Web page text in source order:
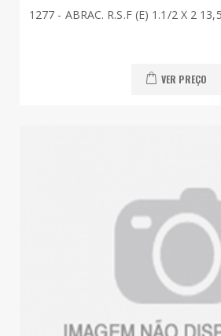
1277 - ABRAC. R.S.F (E) 1.1/2 X 2
VER PREÇO